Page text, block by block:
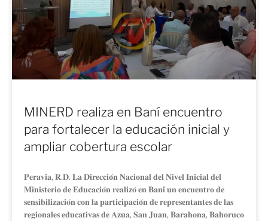
MINERD realiza en Baní encuentro
para fortalecer la educación inicial y
ampliar cobertura escolar
𝐏𝐞𝐫𝐚𝐯𝐢𝐚, 𝐑.𝐃. 𝐋𝐚 𝐃𝐢𝐫𝐞𝐜𝐜𝐢𝐨́𝐧 𝐍𝐚𝐜𝐢𝐨𝐧𝐚𝐥 𝐝𝐞𝐥 𝐍𝐢𝐯𝐞𝐥 𝐈𝐧𝐢𝐜𝐢𝐚𝐥 𝐝𝐞𝐥
𝐌𝐢𝐧𝐢𝐬𝐭𝐞𝐫𝐢𝐨 𝐝𝐞 𝐄𝐝𝐮𝐜𝐚𝐜𝐢𝐨́𝐧 𝐫𝐞𝐚𝐥𝐢𝐳𝐨́ 𝐞𝐧 𝐁𝐚𝐧𝐢́ 𝐮𝐧 𝐞𝐧𝐜𝐮𝐞𝐧𝐭𝐫𝐨 𝐝𝐞
𝐬𝐞𝐧𝐬𝐢𝐛𝐢𝐥𝐢𝐳𝐚𝐜𝐢𝐨́𝐧 𝐜𝐨𝐧 𝐥𝐚 𝐩𝐚𝐫𝐭𝐢𝐜𝐢𝐩𝐚𝐜𝐢𝐨́𝐧 𝐝𝐞 𝐫𝐞𝐩𝐫𝐞𝐬𝐞𝐧𝐭𝐚𝐧𝐭𝐞𝐬 𝐝𝐞 𝐥𝐚𝐬
𝐫𝐞𝐠𝐢𝐨𝐧𝐚𝐥𝐞𝐬 𝐞𝐝𝐮𝐜𝐚𝐭𝐢𝐯𝐚𝐬 𝐝𝐞 𝐀𝐳𝐮𝐚, 𝐒𝐚𝐧 𝐉𝐮𝐚𝐧, 𝐁𝐚𝐫𝐚𝐡𝐨𝐧𝐚, 𝐁𝐚𝐡𝐨𝐫𝐮𝐜𝐨